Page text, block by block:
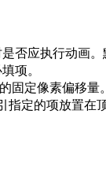
否应执行动画
项。
固定像素偏移量
指定的项放置在